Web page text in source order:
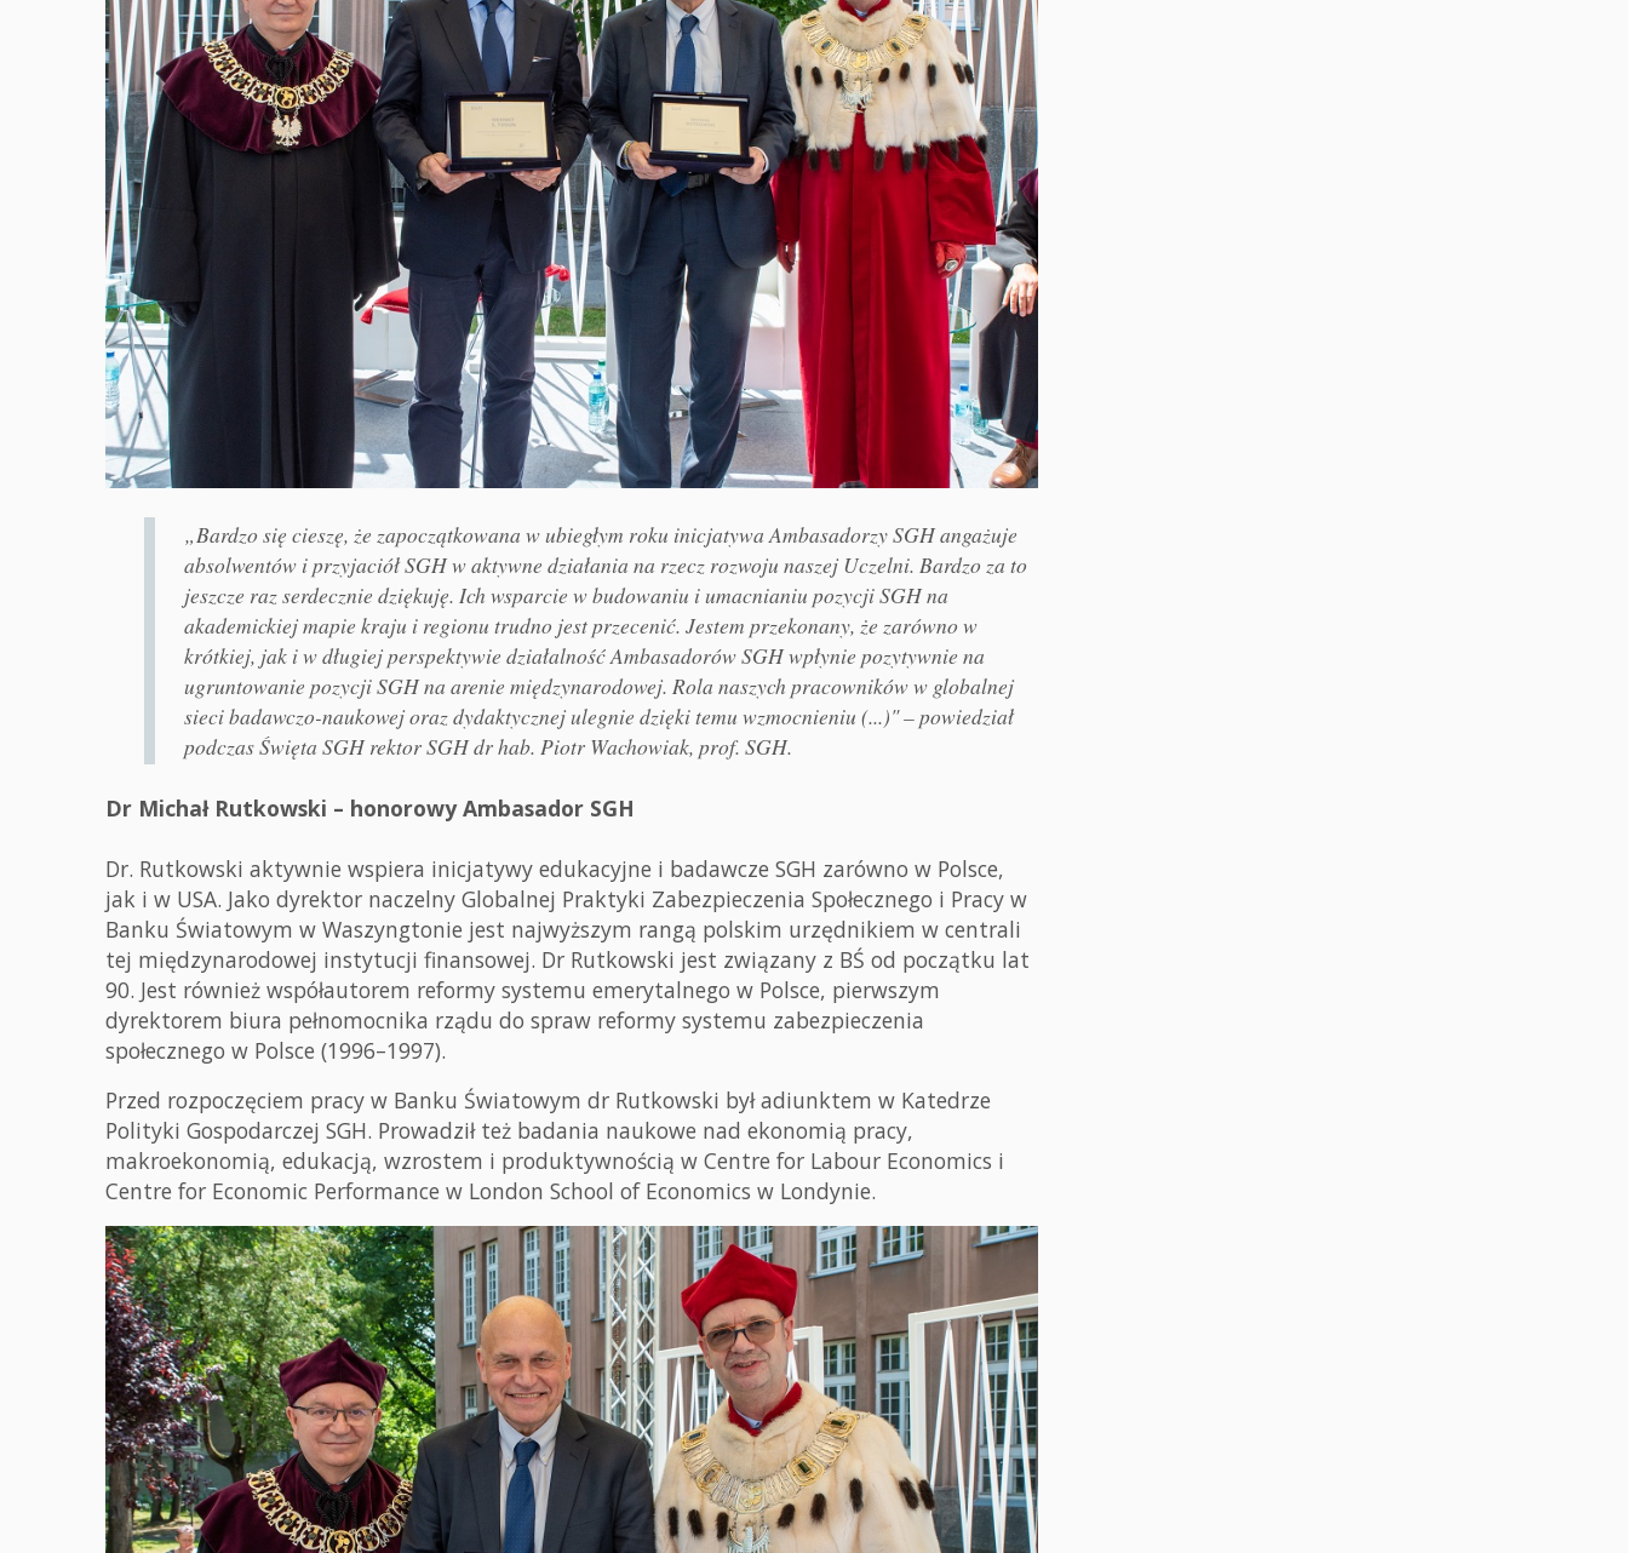
„Bardzo się cieszę, że zapoczątkowana w ubiegłym roku inicjatywa Ambasadorzy SGH angażuje
absolwentów i przyjaciół SGH w aktywne działania na rzecz rozwoju naszej Uczelni. Bardzo za to
jeszcze raz serdecznie dziękuję. Ich wsparcie w budowaniu i umacnianiu pozycji SGH na
akademickiej mapie kraju i regionu trudno jest przecenić. Jestem przekonany, że zarówno w
krótkiej, jak i w długiej perspektywie działalność Ambasadorów SGH wpłynie pozytywnie na
ugruntowanie pozycji SGH na arenie międzynarodowej. Rola naszych pracowników w globalnej
sieci badawczo-naukowej oraz dydaktycznej ulegnie dzięki temu wzmocnieniu (...)" – powiedział
podczas Święta SGH rektor SGH dr hab. Piotr Wachowiak, prof. SGH.
Dr Michał Rutkowski – honorowy Ambasador SGH
Dr. Rutkowski aktywnie wspiera inicjatywy edukacyjne i badawcze SGH zarówno w Polsce,
jak i w USA. Jako dyrektor naczelny Globalnej Praktyki Zabezpieczenia Społecznego i Pracy w
Banku Światowym w Waszyngtonie jest najwyższym rangą polskim urzędnikiem w centrali
tej międzynarodowej instytucji finansowej. Dr Rutkowski jest związany z BŚ od początku lat
90. Jest również współautorem reformy systemu emerytalnego w Polsce, pierwszym
dyrektorem biura pełnomocnika rządu do spraw reformy systemu zabezpieczenia
społecznego w Polsce (1996–1997).
Przed rozpoczęciem pracy w Banku Światowym dr Rutkowski był adiunktem w Katedrze
Polityki Gospodarczej SGH. Prowadził też badania naukowe nad ekonomią pracy,
makroekonomią, edukacją, wzrostem i produktywnością w Centre for Labour Economics i
Centre for Economic Performance w London School of Economics w Londynie.